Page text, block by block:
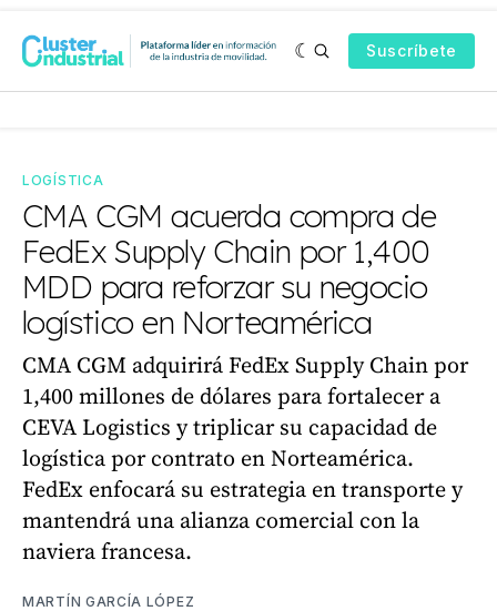
Suscríbete
LOGÍSTICA
CMA CGM acuerda compra de
FedEx Supply Chain por 1,400
MDD para reforzar su negocio
logístico en Norteamérica
CMA CGM adquirirá FedEx Supply Chain por
1,400 millones de dólares para fortalecer a
CEVA Logistics y triplicar su capacidad de
logística por contrato en Norteamérica.
FedEx enfocará su estrategia en transporte y
mantendrá una alianza comercial con la
naviera francesa.
MARTÍN GARCÍA LÓPEZ